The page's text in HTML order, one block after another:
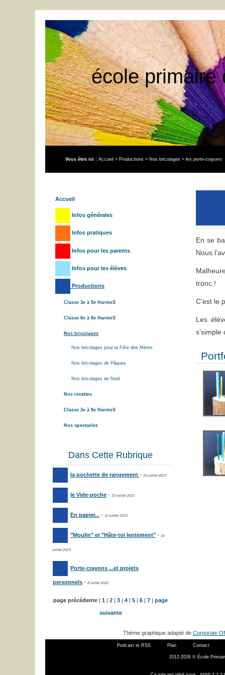
école primaire
Vous êtes ici : Accueil > Productions > Nos bricolages > les porte-crayons
Accueil
Infos générales
Infos pratiques
Infos pour les parents
Infos pour les élèves
Productions
Classe 3e à 5e HarmoS
Classe 6e à 8e HarmoS
Nos bricolages
Nos bricolages pour la Fête des Mères
Nos bricolages de Pâques
Nos bricolages de Noël
Nos recettes
Classe 3e à 8e HarmoS
Nos spectacles
Dans Cette Rubrique
la pochette de rangement - 10 juillet 2023
le Vide-poche - 10 juillet 2023
En papier... - 10 juillet 2023
"Moulin" et "Hâte-toi lentement" - 10
juillet 2023
Porte-crayons ...et projets
personnels - 8 juillet 2022
page précédente | 1 | 2 | 3 | 4 | 5 | 6 | 7 | page
suivante
En se
Nous
tronc !
C’est le
Les
Thème graphique adapté de Corporate
Podcast et RSS Plan Contact
2012-2026 © École